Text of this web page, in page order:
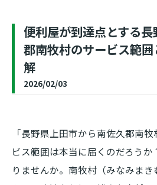
便利屋が到達点とする
郡南牧村のサービス範
解
2026/02/03
「長野県上田市から南佐久郡南
ビス範囲は本当に届くのだろう
りませんか。南牧村（みなみま